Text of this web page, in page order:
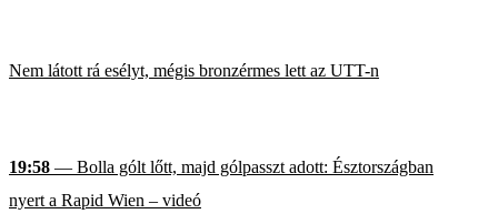
Nem látott rá esélyt, mégis bronzérmes lett az UTT-n
19:58 — Bolla gólt lőtt, majd gólpasszt adott: Észtországban
nyert a Rapid Wien – videó